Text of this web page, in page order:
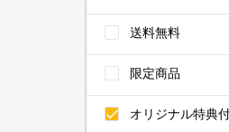
送料無料
限定商品
オリジナル特典